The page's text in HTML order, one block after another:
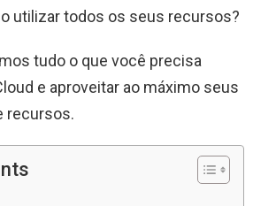
utilizar todos os seus recursos?
tudo o que você precisa
e aproveitar ao máximo seus
recursos.